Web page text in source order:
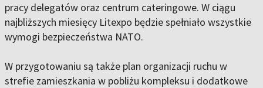
pracy delegatów oraz centrum cateringowe. W ciągu
najbliższych miesięcy Litexpo będzie spełniało wszystkie
wymogi bezpieczeństwa NATO.
W przygotowaniu są także plan organizacji ruchu w
strefie zamieszkania w pobliżu kompleksu i dodatkowe